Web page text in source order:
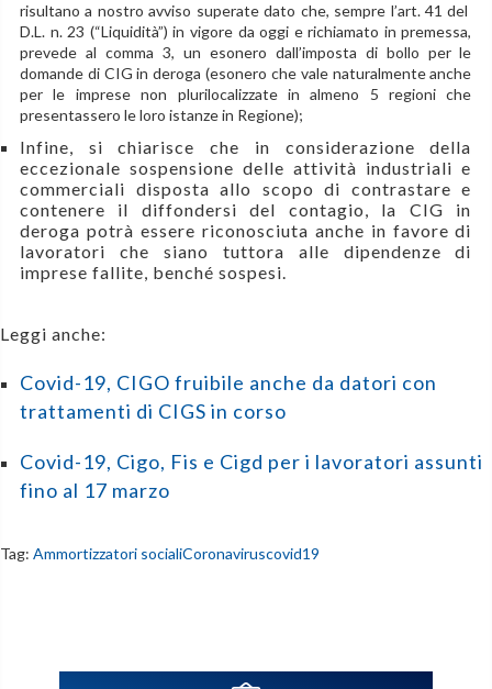
risultano a nostro avviso superate dato che, sempre l’art. 41 del
D.L. n. 23 (“Liquidità”) in vigore da oggi e richiamato in premessa,
prevede al comma 3, un esonero dall’imposta di bollo per le
domande di CIG in deroga (esonero che vale naturalmente anche
per le imprese non plurilocalizzate in almeno 5 regioni che
presentassero le loro istanze in Regione);
Infine, si chiarisce che in considerazione della
eccezionale sospensione delle attività industriali e
commerciali disposta allo scopo di contrastare e
contenere il diffondersi del contagio, la CIG in
deroga potrà essere riconosciuta anche in favore di
lavoratori che siano tuttora alle dipendenze di
imprese fallite, benché sospesi.
Leggi anche:
Covid-19, CIGO fruibile anche da datori con
trattamenti di CIGS in corso
Covid-19, Cigo, Fis e Cigd per i lavoratori assunti
fino al 17 marzo
Tag: Ammortizzatori socialiCoronaviruscovid19